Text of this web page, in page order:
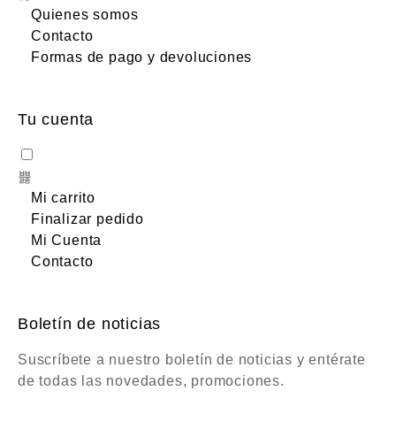
Quienes somos
Contacto
Formas de pago y devoluciones
Tu cuenta
Mi carrito
Finalizar pedido
Mi Cuenta
Contacto
Boletín de noticias
Suscríbete a nuestro boletín de noticias y entérate
de todas las novedades, promociones.